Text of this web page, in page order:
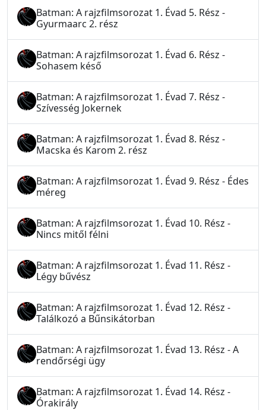
Batman: A rajzfilmsorozat 1. Évad 5. Rész -
Gyurmaarc 2. rész
Batman: A rajzfilmsorozat 1. Évad 6. Rész -
Sohasem késő
Batman: A rajzfilmsorozat 1. Évad 7. Rész -
Szívesség Jokernek
Batman: A rajzfilmsorozat 1. Évad 8. Rész -
Macska és Karom 2. rész
Batman: A rajzfilmsorozat 1. Évad 9. Rész - Édes
méreg
Batman: A rajzfilmsorozat 1. Évad 10. Rész -
Nincs mitől félni
Batman: A rajzfilmsorozat 1. Évad 11. Rész -
Légy bűvész
Batman: A rajzfilmsorozat 1. Évad 12. Rész -
Találkozó a Bűnsikátorban
Batman: A rajzfilmsorozat 1. Évad 13. Rész - A
rendőrségi ügy
Batman: A rajzfilmsorozat 1. Évad 14. Rész -
Órakirály